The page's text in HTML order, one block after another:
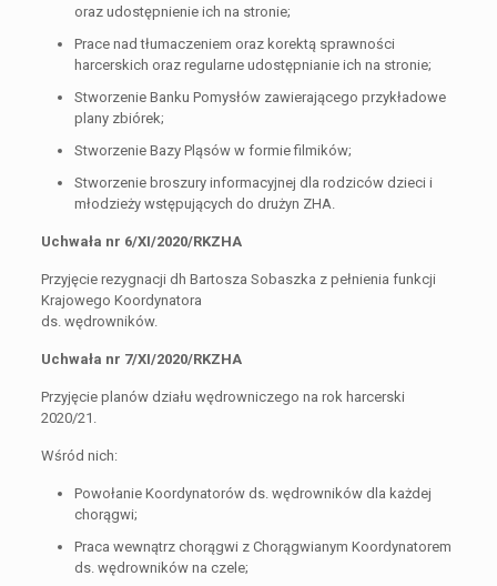
oraz udostępnienie ich na stronie;
Prace nad tłumaczeniem oraz korektą sprawności
harcerskich oraz regularne udostępnianie ich na stronie;
Stworzenie Banku Pomysłów zawierającego przykładowe
plany zbiórek;
Stworzenie Bazy Pląsów w formie filmików;
Stworzenie broszury informacyjnej dla rodziców dzieci i
młodzieży wstępujących do drużyn ZHA.
Uchwała nr 6/XI/2020/RKZHA
Przyjęcie rezygnacji dh Bartosza Sobaszka z pełnienia funkcji
Krajowego Koordynatora
ds. wędrowników.
Uchwała nr 7/XI/2020/RKZHA
Przyjęcie planów działu wędrowniczego na rok harcerski
2020/21.
Wśród nich:
Powołanie Koordynatorów ds. wędrowników dla każdej
chorągwi;
Praca wewnątrz chorągwi z Chorągwianym Koordynatorem
ds. wędrowników na czele;